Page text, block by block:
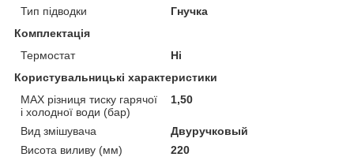
Тип підводки
Гнучка
Комплектація
Термостат
Ні
Користувальницькі характеристики
MAX різниця тиску гарячої
і холодної води (бар)
1,50
Вид змішувача
Двуручковый
Висота виливу (мм)
220